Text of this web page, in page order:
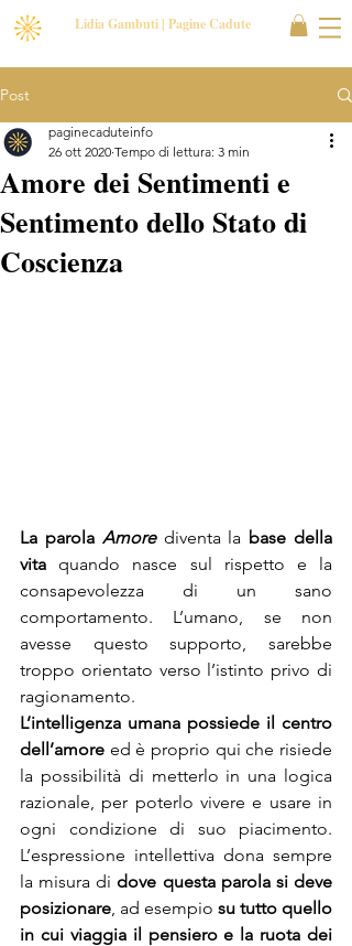
Lidia Gambuti | Pagine Cadute
Post
Amore dei Sentimenti e
Sentimento dello Stato di
Coscienza
paginecaduteinfo
26 ott 2020 Tempo di lettura: 3 min
La parola Amore diventa la base della
vita quando nasce sul rispetto e la
consapevolezza di un sano
comportamento. L’umano, se non
avesse questo supporto, sarebbe
troppo orientato verso l’istinto privo di
ragionamento.
L’intelligenza umana possiede il centro
dell’amore ed è proprio qui che risiede
la possibilità di metterlo in una logica
razionale, per poterlo vivere e usare in
ogni condizione di suo piacimento.
L’espressione intellettiva dona sempre
la misura di dove questa parola si deve
posizionare, ad esempio su tutto quello
in cui viaggia il pensiero e la ruota dei